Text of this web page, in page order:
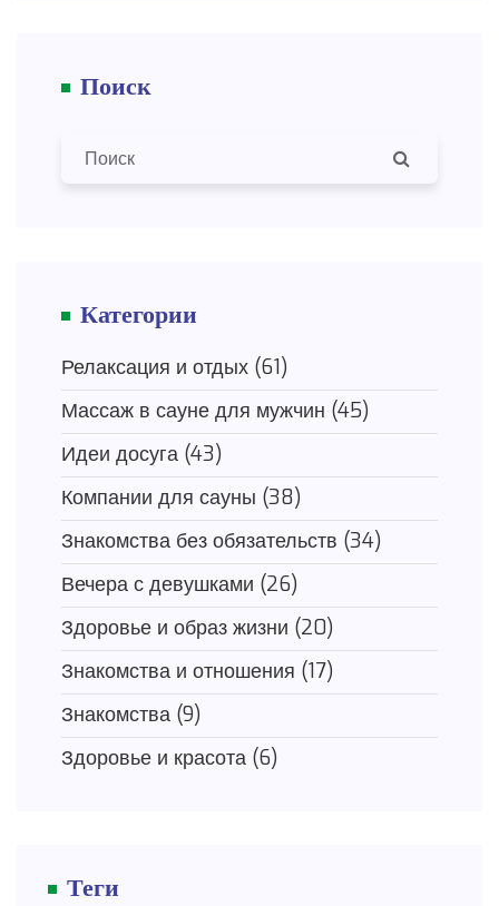
Поиск
Категории
Релаксация и отдых (61)
Массаж в сауне для мужчин (45)
Идеи досуга (43)
Компании для сауны (38)
Знакомства без обязательств (34)
Вечера с девушками (26)
Здоровье и образ жизни (20)
Знакомства и отношения (17)
Знакомства (9)
Здоровье и красота (6)
Теги